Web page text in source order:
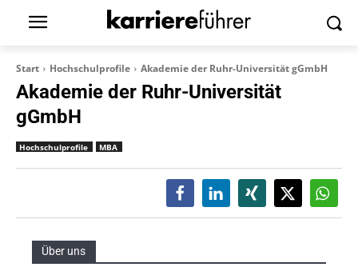
Start Hochschulprofile Akademie der Ruhr-Universität gGmbH
Akademie der Ruhr-Universität
gGmbH
Hochschulprofile MBA
Über uns